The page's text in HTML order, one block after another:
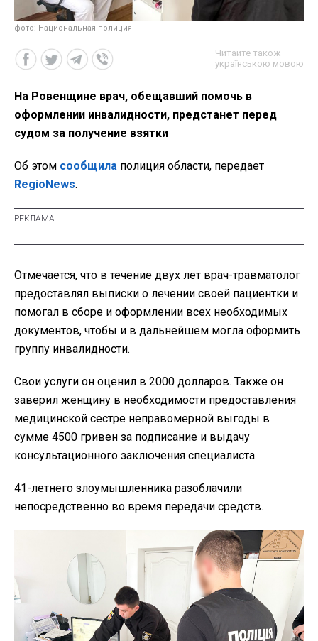
фото: Национальная полиция
Читайте також
українською мовою
На Ровенщине врач, обещавший помочь в
оформлении инвалидности, предстанет перед
судом за получение взятки
Об этом сообщила полиция области, передает
RegioNews.
Отмечается, что в течение двух лет врач-травматолог
предоставлял выписки о лечении своей пациентки и
помогал в сборе и оформлении всех необходимых
документов, чтобы и в дальнейшем могла оформить
группу инвалидности.
Свои услуги он оценил в 2000 долларов. Также он
заверил женщину в необходимости предоставления
медицинской сестре неправомерной выгоды в
сумме 4500 гривен за подписание и выдачу
консультационного заключения специалиста.
41-летнего злоумышленника разоблачили
непосредственно во время передачи средств.